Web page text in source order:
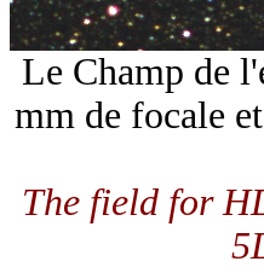
Le Champ de
mm de focale
The field for